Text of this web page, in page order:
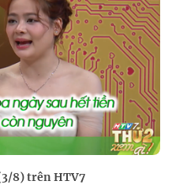
8) trên HTV7